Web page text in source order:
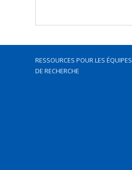
RESSOURCES POUR LES ÉQUIPES
DE RECHERCHE